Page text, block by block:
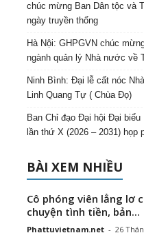
chúc mừng Ban Dân tộc và
ngày truyền thống
Hà Nội: GHPGVN chúc
ngành quản lý Nhà nước về
Ninh Bình: Đại lễ cất nóc
Linh Quang Tự ( Chùa Đọ)
Ban Chỉ đạo Đại hội Đại biểu
lần thứ X (2026 – 2031) họp
BÀI XEM NHIỀU
Cô phóng viên lẳng lơ
chuyện tình tiền, bản...
Phattuvietnam.net - 26